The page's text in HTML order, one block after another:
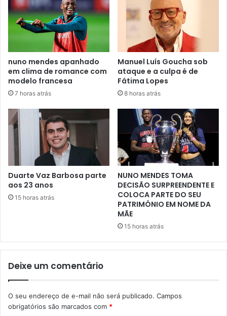
nuno mendes apanhado
em clima de romance com
modelo francesa
7 horas atrás
Manuel Luís Goucha sob
ataque e a culpa é de
Fátima Lopes
8 horas atrás
Duarte Vaz Barbosa parte
aos 23 anos
15 horas atrás
NUNO MENDES TOMA
DECISÃO SURPREENDENTE E
COLOCA PARTE DO SEU
PATRIMÓNIO EM NOME DA
MÃE
15 horas atrás
Deixe um comentário
O seu endereço de e-mail não será publicado. Campos
obrigatórios são marcados com *